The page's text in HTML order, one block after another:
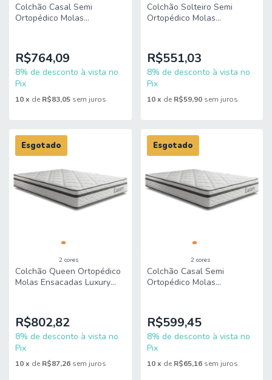
Colchão Casal Semi
Ortopédico Molas
R$764,09
8% de desconto à vista no
Pix
10x de R$83,05 sem juros
Colchão Solteiro Semi
Ortopédico Molas
R$551,03
8% de desconto à vista no
Pix
10 x de R$59,90 sem juros
2 cores
Colchão Queen Ortopédico
Molas Ensacadas Luxury
R$802,82
8% de desconto à vista no
Pix
Esgotado
10x de R$87,26 sem juros
2 cores
Colchão Casal Semi
Ortopédico Molas
R$599,45
8% de desconto à vista no
Pix
Esgotado
10 x de R$65,16 sem juros